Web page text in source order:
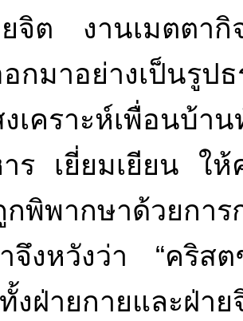
จิต งานเมตตากิ
อกมาอย่างเป็นรู
เคราะห์เพื่อนบ้
ร เยี่ยมเยียน ให้
ถูกพิพากษาด้วย
จึงหวังว่า “คริส
ทั้งฝ่ายกายและฝ่